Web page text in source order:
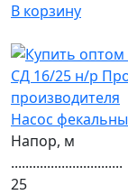
В корзину
Насос
Напор, м
...............................
25